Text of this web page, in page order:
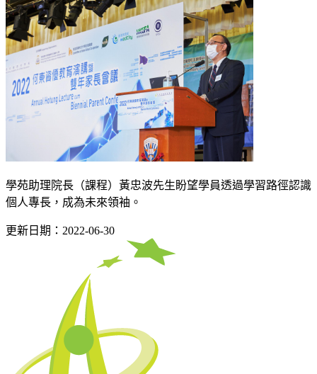
學苑助理院長（課程）黃忠波先生盼望學員透過學習路徑認識
個人專長，成為未來領袖。
更新日期：2022-06-30